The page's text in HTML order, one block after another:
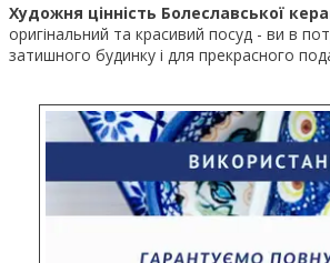
Художня цінність Болеславської
оригінальний та красивий посуд - ви в
затишного будинку і для прекрасного